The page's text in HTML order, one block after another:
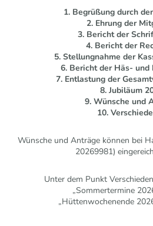
1. Begrüßung durch
2. Ehrung der
3. Bericht der
4. Bericht der
5. Stellungnahme der
6. Bericht der Häs-
7. Entlastung der
8. Jubiläum
9. Wünsche und
10.
Wünsche und Anträge können bei
20269981)
Unter dem Punkt
„Sommertermine
„Hüttenwochenende